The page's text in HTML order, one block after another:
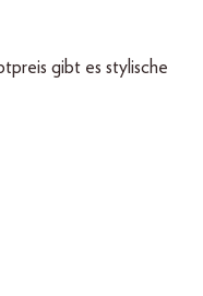
gibt es stylische